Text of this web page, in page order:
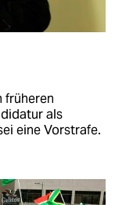
früheren
als
eine Vorstrafe.